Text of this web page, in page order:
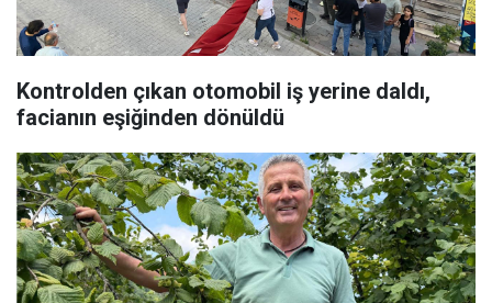
Kontrolden çıkan otomobil iş yerine daldı,
facianın eşiğinden dönüldü